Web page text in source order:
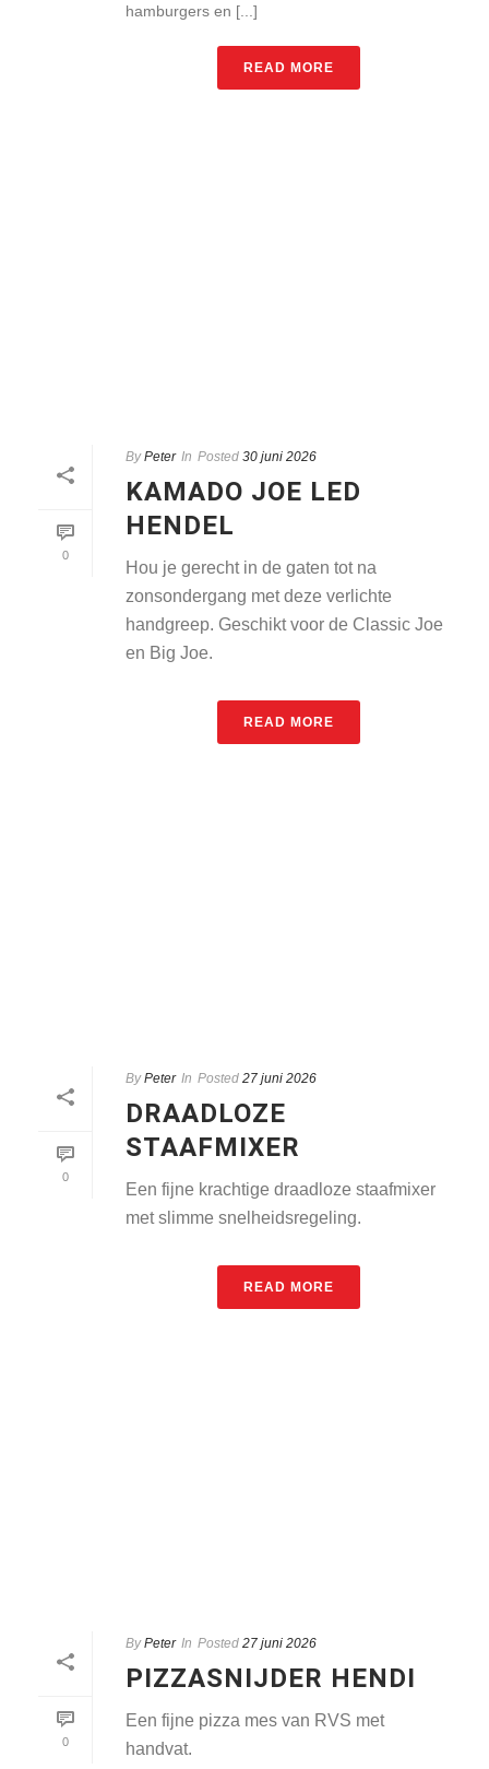
hamburgers en [...]
READ MORE
0
By Peter In Posted 30 juni 2026
KAMADO JOE LED
HENDEL
Hou je gerecht in de gaten tot na
zonsondergang met deze verlichte
handgreep. Geschikt voor de Classic Joe
en Big Joe.
READ MORE
0
By Peter In Posted 27 juni 2026
DRAADLOZE
STAAFMIXER
Een fijne krachtige draadloze staafmixer
met slimme snelheidsregeling.
READ MORE
0
By Peter In Posted 27 juni 2026
PIZZASNIJDER HENDI
Een fijne pizza mes van RVS met
handvat.